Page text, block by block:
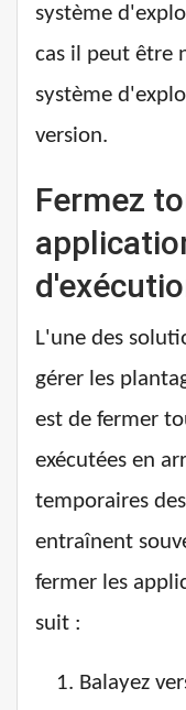
système
cas il peut être
système
version.
Fermez
L'une des
gérer les
est de fermer
exécutées en
temporaires
entraînent
fermer les
suit :
Balayez